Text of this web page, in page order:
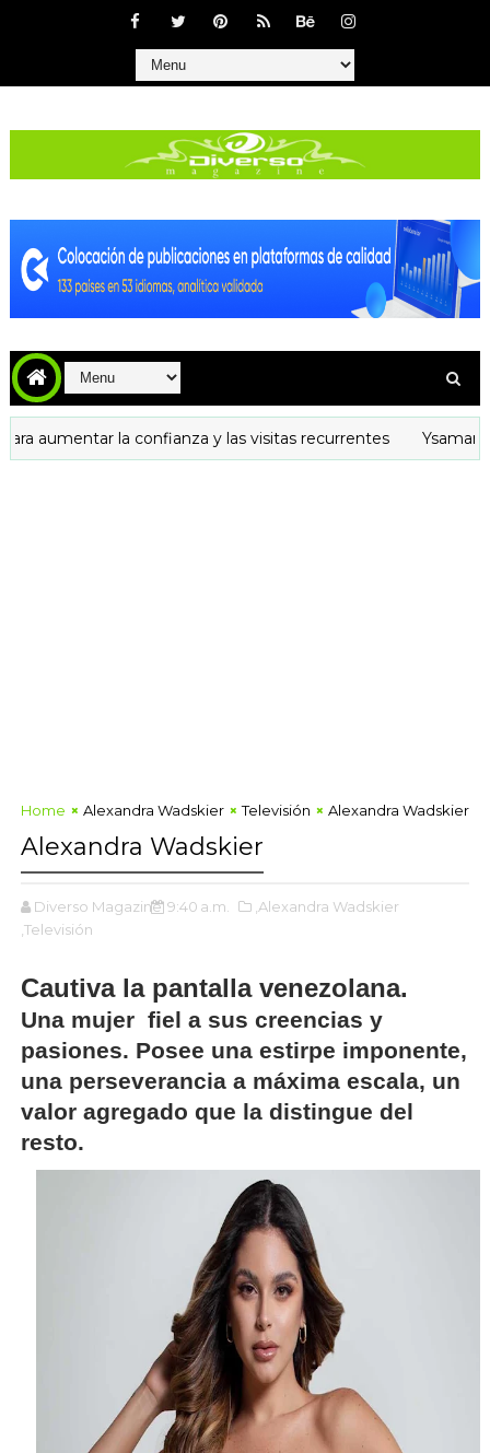
la confianza y las visitas recurrentes Ysamar
Home Alexandra Wadskier Televisión Alexandra Wadskier
Alexandra Wadskier
Diverso Magazine 9:40 a.m.
,Alexandra Wadskier
,Televisión
Cautiva la pantalla venezolana.
Una mujer fiel a sus creencias y
pasiones. Posee una estirpe imponente,
una perseverancia a máxima escala, un
valor agregado que la distingue del
resto.